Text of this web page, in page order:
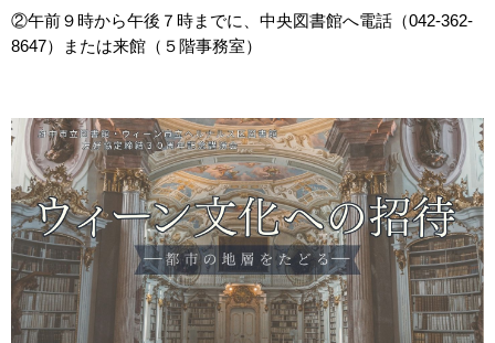
②午前９時から午後７時までに、中央図書館へ電話（042-362-
8647）または来館（５階事務室）